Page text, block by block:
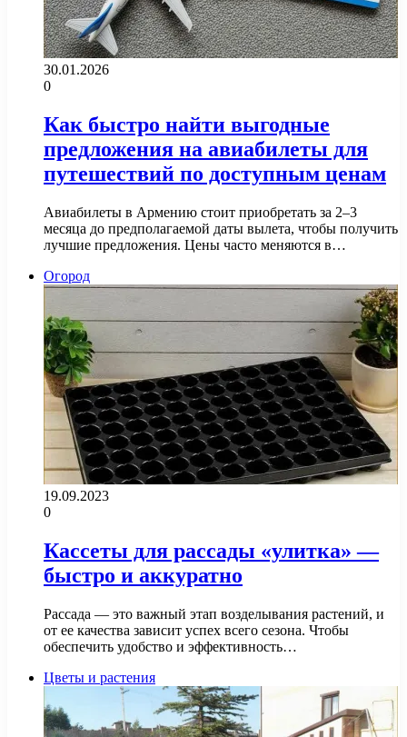
30.01.2026
0
Как быстро найти выгодные
предложения на авиабилеты для
путешествий по доступным ценам
Авиабилеты в Армению стоит приобретать за 2–3
месяца до предполагаемой даты вылета, чтобы получить
лучшие предложения. Цены часто меняются в…
Огород
19.09.2023
0
Кассеты для рассады «улитка» —
быстро и аккуратно
Рассада — это важный этап возделывания растений, и
от ее качества зависит успех всего сезона. Чтобы
обеспечить удобство и эффективность…
Цветы и растения